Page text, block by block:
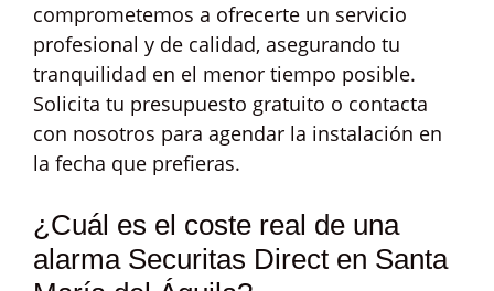
comprometemos a ofrecerte un servicio
profesional y de calidad, asegurando tu
tranquilidad en el menor tiempo posible.
Solicita tu presupuesto gratuito o contacta
con nosotros para agendar la instalación en
la fecha que prefieras.
¿Cuál es el coste real de una
alarma Securitas Direct en Santa